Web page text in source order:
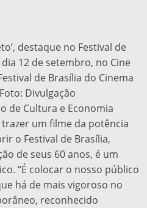
destaque no Festival de
12 de setembro, no Cine
de Brasília do Cinema
Divulgação
de Cultura e Economia
um filme da potência
o Festival de Brasília,
de seus 60 anos, é um
“É colocar o nosso público
há de mais vigoroso no
reconhecido